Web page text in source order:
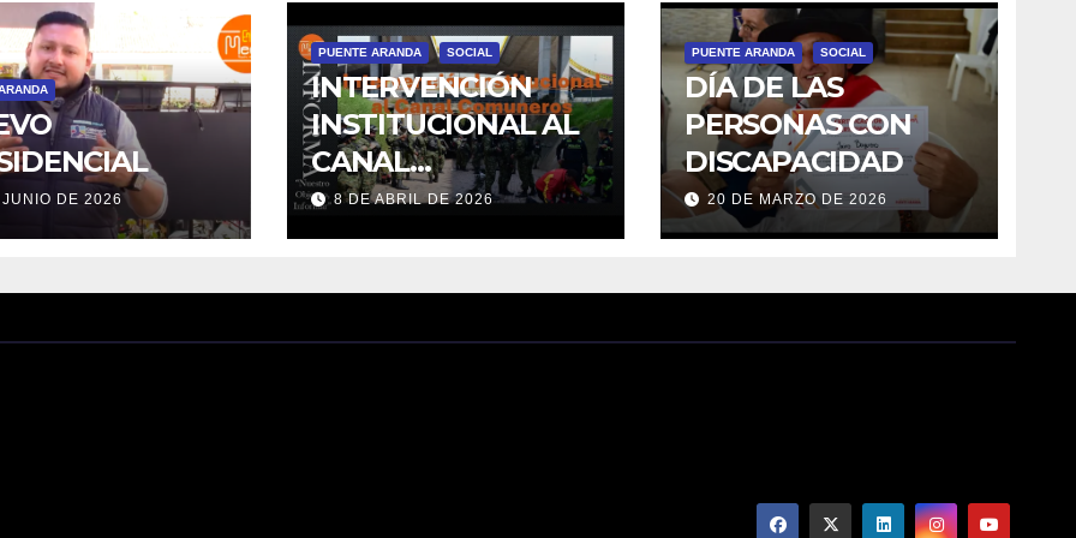
DE 2026
PUENTE ARANDA SOCIAL
INTERVENCIÓN
INSTITUCIONAL AL
CANAL
COMUNEROS
8 DE ABRIL DE 2026
PUENTE ARANDA SOCIAL
DÍA DE LAS
PERSONAS CON
DISCAPACIDAD
20 DE MARZO DE 2026